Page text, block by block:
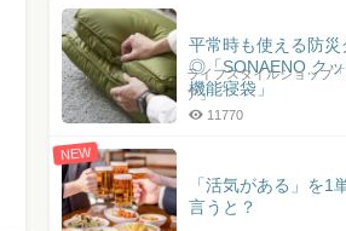
平常時も使える防災
◎「SONAENO ク
機能寝袋」
ライフスタイルショップ
ア」
11770
NEW
「活気がある」を1
言うと？